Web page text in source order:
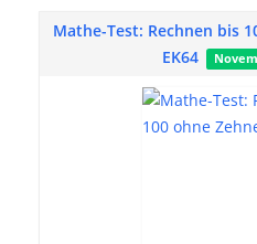
Mathe-Test: Rechnen bis
EK64